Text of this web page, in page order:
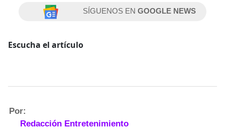
SÍGUENOS ENGOOGLE NEWS
Escucha el artículo
Por:
Redacción Entretenimiento